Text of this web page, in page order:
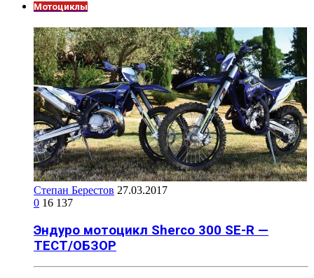
Мотоциклы
Степан Берестов 27.03.2017
0 16 137
Эндуро мотоцикл Sherco 300 SE-R —
ТЕСТ/ОБЗОР